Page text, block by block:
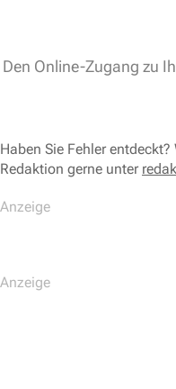
Den Online-Zugang zu
Haben Sie Fehler
Redaktion gerne unter